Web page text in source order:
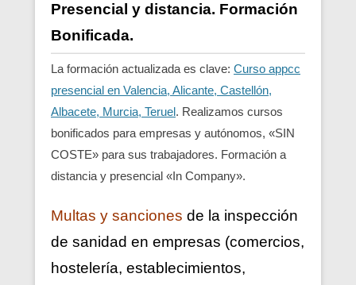
Presencial y distancia. Formación
Bonificada.
La formación actualizada es clave: Curso appcc
presencial en Valencia, Alicante, Castellón,
Albacete, Murcia, Teruel. Realizamos cursos
bonificados para empresas y autónomos, «SIN
COSTE» para sus trabajadores. Formación a
distancia y presencial «In Company».
Multas y sanciones de la inspección
de sanidad en empresas (comercios,
hostelería, establecimientos,